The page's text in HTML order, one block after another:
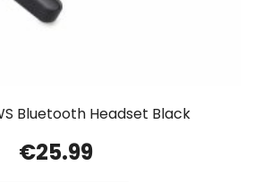
Bluetooth Headset Black
€25.99